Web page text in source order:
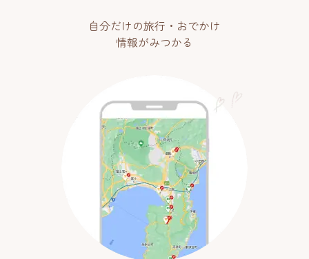
自分だけの旅行・おでかけ
情報がみつかる